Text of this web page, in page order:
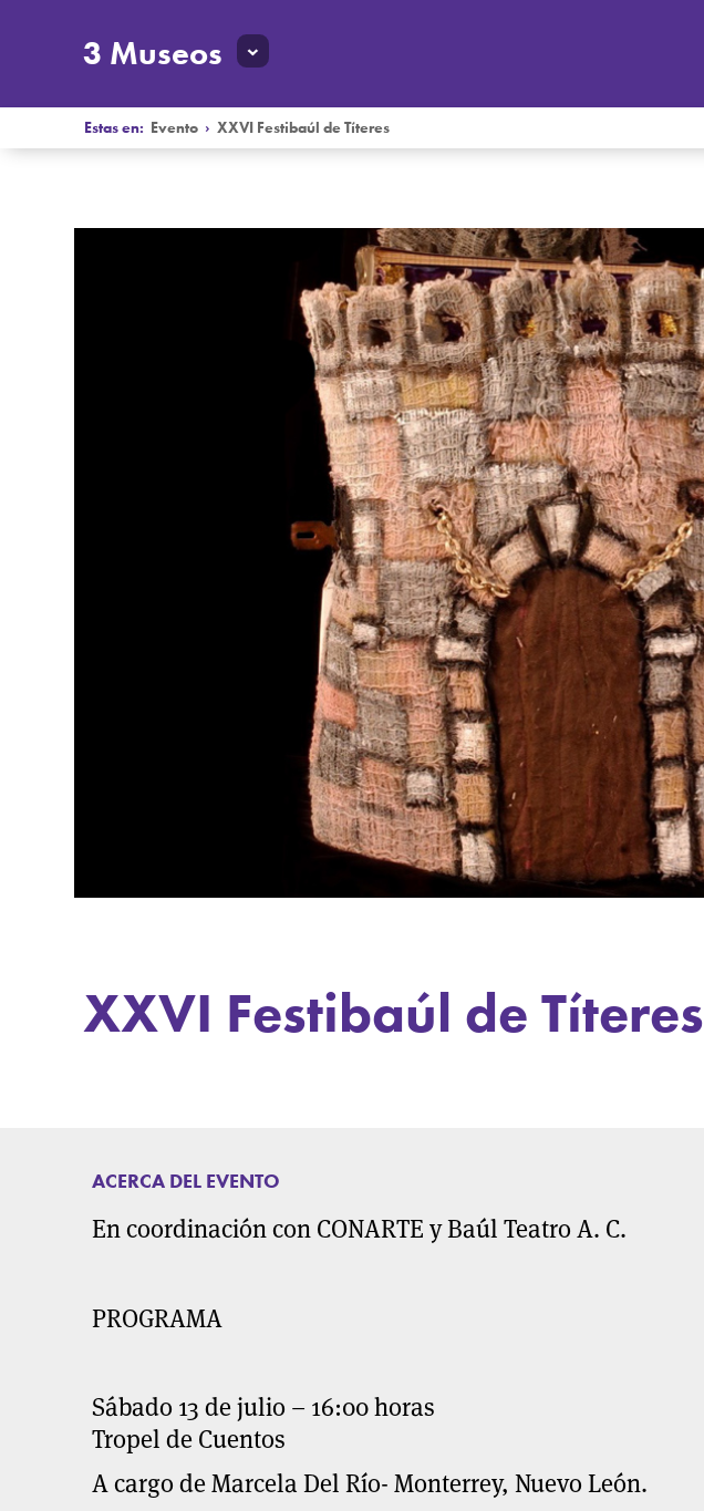
3 Museos
Estas en: Evento › XXVI Festibaúl de Títeres
XXVI Festibaúl de Títeres
ACERCA DEL EVENTO
En coordinación con CONARTE y Baúl Teatro A. C.
PROGRAMA
Sábado 13 de julio – 16:00 horas
Tropel de Cuentos
A cargo de Marcela Del Río- Monterrey, Nuevo León.